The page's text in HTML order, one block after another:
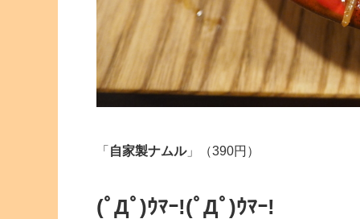
「 自家製ナムル」（390円）
(ﾟДﾟ)ｳﾏｰ!(ﾟДﾟ)ｳﾏｰ!